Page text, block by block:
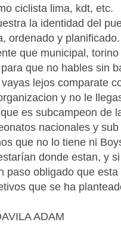
ciclista lima, kdt, etc.
la identidad del
ordenado y
que municipal,
que no hables sin
lejos comparate
y no le
es subcampeon de
nacionales y
que no lo tiene ni
donde estan, y
paso obligado que
que se ha
ADAM